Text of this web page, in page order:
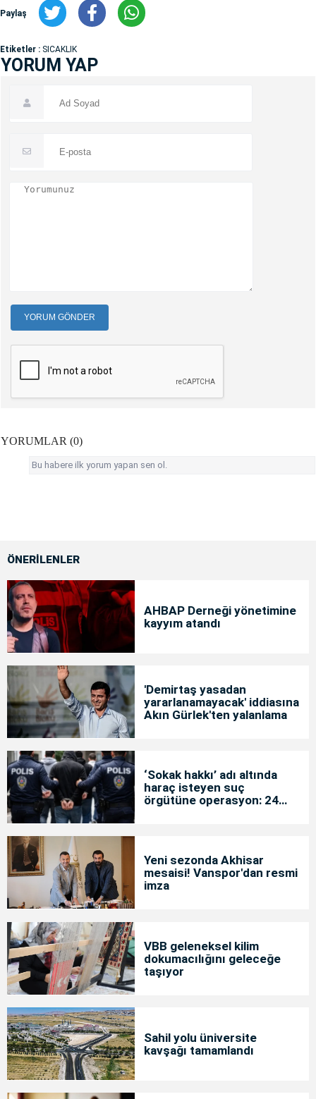
Paylaş
Etiketler : SICAKLIK
YORUM YAP
YORUM GÖNDER
YORUMLAR (0)
Bu habere ilk yorum yapan sen ol.
ÖNERİLENLER
AHBAP Derneği yönetimine
kayyım atandı
'Demirtaş yasadan
yararlanamayacak' iddiasına
Akın Gürlek'ten yalanlama
‘Sokak hakkı’ adı altında
haraç isteyen suç
örgütüne operasyon: 24
Yeni sezonda Akhisar
mesaisi! Vanspor'dan resmi
imza
VBB geleneksel kilim
dokumacılığını geleceğe
taşıyor
Sahil yolu üniversite
kavşağı tamamlandı